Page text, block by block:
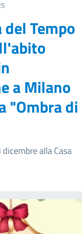
Tempo
a Milano
"Ombra di
alla Casa